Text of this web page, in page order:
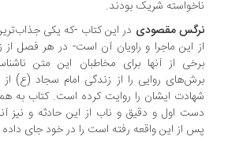
شریک بودند.
مقصودیدر این کتاب -که یکی جذاب‌ترین
این ماجرا و راویان آن است- در هر فصل از زبان
از آنها برای مخاطبان این متن ناشناس
روایی را از زندگی امام سجاد (ع) از زمان
ایشان را روایت کرده است. کتاب به همین
اول و دقیق و ناب از این حادثه و نیز آنچه بر
از این واقعه رفته است را در خود جای داده است.